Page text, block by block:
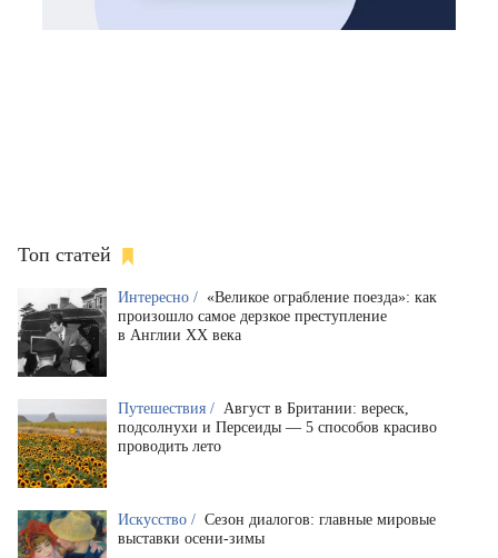
Топ статей
Интересно / «Великое ограбление поезда»: как
произошло самое дерзкое преступление
в Англии XX века
Путешествия / Август в Британии: вереск,
подсолнухи и Персеиды — 5 способов красиво
проводить лето
Искусство / Сезон диалогов: главные мировые
выставки осени-зимы